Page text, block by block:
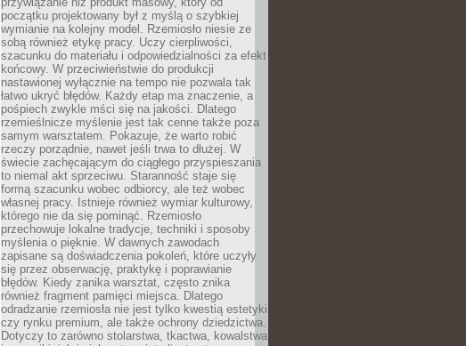
początku projektowany był z myślą o szybkiej
wymianie na kolejny model. Rzemiosło niesie ze
sobą również etykę pracy. Uczy cierpliwości,
szacunku do materiału i odpowiedzialności za efekt
końcowy. W przeciwieństwie do produkcji
nastawionej wyłącznie na tempo nie pozwala tak
łatwo ukryć błędów. Każdy etap ma znaczenie, a
pośpiech zwykle mści się na jakości. Dlatego
rzemieślnicze myślenie jest tak cenne także poza
samym warsztatem. Pokazuje, że warto robić
rzeczy porządnie, nawet jeśli trwa to dłużej. W
świecie zachęcającym do ciągłego przyspieszania
to niemal akt sprzeciwu. Staranność staje się
formą szacunku wobec odbiorcy, ale też wobec
własnej pracy. Istnieje również wymiar kulturowy,
którego nie da się pominąć. Rzemiosło
przechowuje lokalne tradycje, techniki i sposoby
myślenia o pięknie. W dawnych zawodach
zapisane są doświadczenia pokoleń, które uczyły
się przez obserwację, praktykę i poprawianie
błędów. Kiedy zanika warsztat, często znika
również fragment pamięci miejsca. Dlatego
odradzanie rzemiosła nie jest tylko kwestią estetyki
czy rynku premium, ale także ochrony dziedzictwa.
Dotyczy to zarówno stolarstwa, tkactwa, kowalstwa